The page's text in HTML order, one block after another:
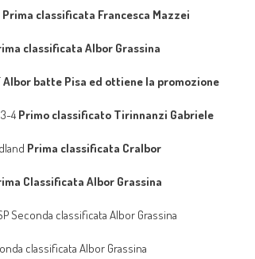
Prima classificata Francesca Mazzei
classificata Albor Grassina
Albor batte Pisa ed ottiene la promozione
4 Primo classificato Tirinnanzi Gabriele
Prima classificata Cralbor
Classificata Albor Grassina
Seconda classificata Albor Grassina
classificata Albor Grassina